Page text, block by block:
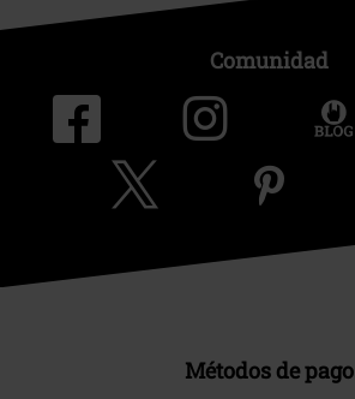
Comunidad
Métodos de pago